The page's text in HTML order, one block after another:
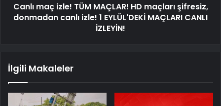
Canlı maç izle! TÜM MAÇLAR! HD maçları şifresiz,
donmadan canlı izle! 1 EYLÜL'DEKİ MAÇLARI CANLI
İZLEYİN!
İlgili Makaleler